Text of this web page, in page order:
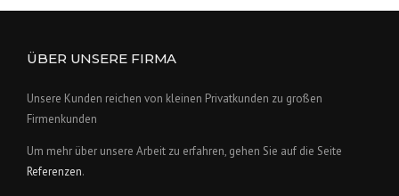
ÜBER UNSERE FIRMA
Unsere Kunden reichen von kleinen Privatkunden zu großen
Firmenkunden
Um mehr über unsere Arbeit zu erfahren, gehen Sie auf die Seite
Referenzen.